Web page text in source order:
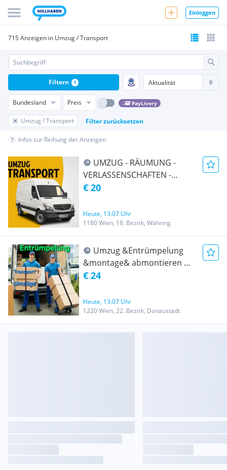
Einloggen
715 Anzeigen in Umzug / Transport
Bundesland Preis PayLivery
Umzug / Transport Filter zurücksetzen
Filtern 1
Infos zur Reihung der Anzeigen
UMZUG - RÄUMUNG -
VERLASSENSCHAFTEN -
TRANSPORT -
ÜBERSIEDLUNG WIEN &
UMGEBUNG AUCH Ö-weit
und EU-weit
€ 20
Heute, 13:07 Uhr
1180 Wien, 18. Bezirk, Währing
Umzug &Entrümpelung
&montage& abmontieren &
Transport Wien und ganz
€ 24
Heute, 13:07 Uhr
1220 Wien, 22. Bezirk, Donaustadt